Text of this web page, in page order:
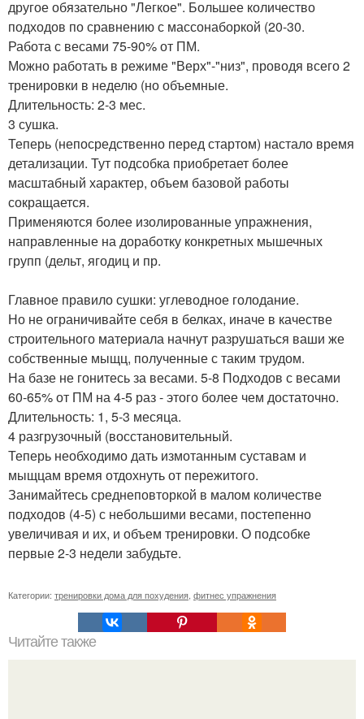
другое обязательно "Легкое". Большее количество
подходов по сравнению с массонаборкой (20-30.
Работа с весами 75-90% от ПМ.
Можно работать в режиме "Верх"-"низ", проводя всего 2
тренировки в неделю (но объемные.
Длительность: 2-3 мес.
3 сушка.
Теперь (непосредственно перед стартом) настало время
детализации. Тут подсобка приобретает более
масштабный характер, объем базовой работы
сокращается.
Применяются более изолированные упражнения,
направленные на доработку конкретных мышечных
групп (дельт, ягодиц и пр.
Главное правило сушки: углеводное голодание.
Но не ограничивайте себя в белках, иначе в качестве
строительного материала начнут разрушаться ваши же
собственные мыщц, полученные с таким трудом.
На базе не гонитесь за весами. 5-8 Подходов с весами
60-65% от ПМ на 4-5 раз - этого более чем достаточно.
Длительность: 1, 5-3 месяца.
4 разгрузочный (восстановительный.
Теперь необходимо дать измотанным суставам и
мыщцам время отдохнуть от пережитого.
Занимайтесь среднеповторкой в малом количестве
подходов (4-5) с небольшими весами, постепенно
увеличивая и их, и объем тренировки. О подсобке
первые 2-3 недели забудьте.
Категории: тренировки дома для похудения фитнес упражнения
Читайте также